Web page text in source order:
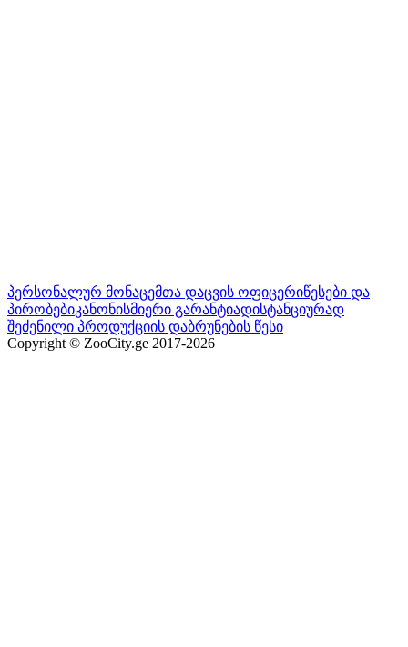
პერსონალურ მონაცემთა დაცვის ოფიცერიწესები და
პირობებიკანონისმიერი გარანტიადისტანციურად
შეძენილი პროდუქციის დაბრუნების წესი
Copyright © ZooCity.ge 2017-2026